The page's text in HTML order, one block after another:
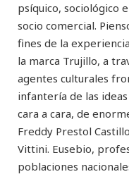
psíquico, sociológico
socio comercial.
fines de la
la marca Trujillo, a
agentes culturales
infantería de las
cara a cara, de
Freddy Prestol
Vittini. Eusebio,
poblaciones